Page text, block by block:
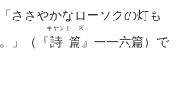
ささやかなローソクの灯も
」（『詩篇
キヤントーズ
』一一六篇）で